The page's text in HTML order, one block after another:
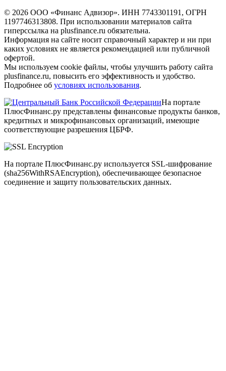
© 2026 ООО «Финанс Адвизор». ИНН 7743301191, ОГРН
1197746313808. При использовании материалов сайта
гиперссылка на plusfinance.ru обязательна.
Информация на сайте носит справочный характер и ни при
каких условиях не является рекомендацией или публичной
офертой.
Мы используем cookie файлы, чтобы улучшить работу сайта
plusfinance.ru, повысить его эффективность и удобство.
Подробнее об условиях использования.
На портале
ПлюсФинанс.ру представлены финансовые продукты банков,
кредитных и микрофинансовых организаций, имеющие
соответствующие разрешения ЦБРФ.
На портале ПлюсФинанс.ру используется SSL-шифрование
(sha256WithRSAEncryption), обеспечивающее безопасное
соединение и защиту пользовательских данных.